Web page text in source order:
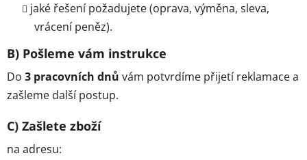
jaké řešení požadujete (oprava, výměna, sleva,
vrácení peněz).
B) Pošleme vám instrukce
Do 3 pracovních dnů vám potvrdíme přijetí reklamace a
zašleme další postup.
C) Zašlete zboží
na adresu: